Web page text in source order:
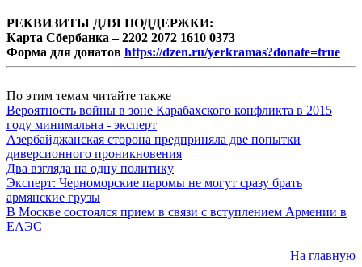
РЕКВИЗИТЫ ДЛЯ ПОДДЕРЖКИ:
Карта Сбербанка – 2202 2072 1610 0373
Форма для донатов https://dzen.ru/yerkramas?donate=true
По этим темам читайте также
Вероятность войны в зоне Карабахского конфликта в 2015
году минимальна - эксперт
Азербайджанская сторона предприняла две попытки
диверсионного проникновения
Два взгляда на одну политику
Эксперт: Черноморские паромы не могут сразу брать
армянские грузы
В Москве состоялся прием в связи с вступлением Армении в
ЕАЭС
На главную